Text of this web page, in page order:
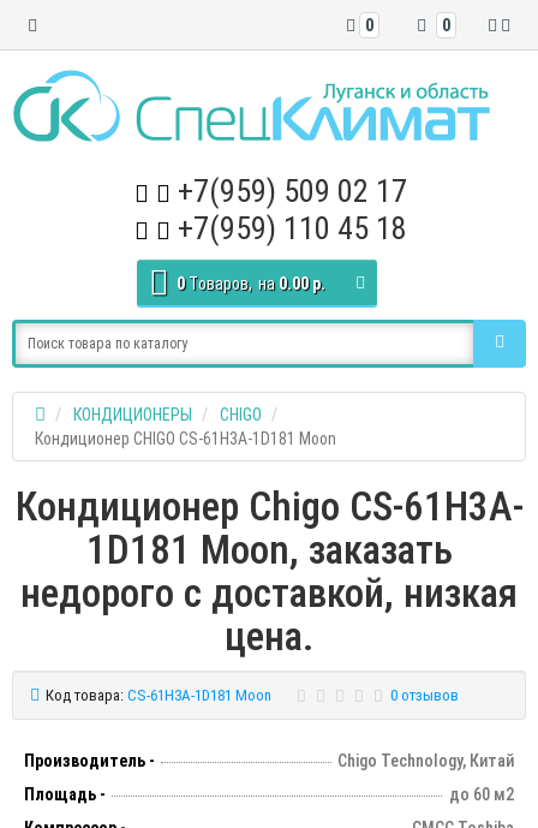
0
0
+7(959) 509 02 17
+7(959) 110 45 18
0 Tоваров, на 0.00 р.
КОНДИЦИОНЕРЫ
CHIGO
Кондиционер CHIGO CS-61H3A-1D181 Moon
Кондиционер Chigo CS-61H3A-
1D181 Moon, заказать
недорого с доставкой, низкая
цена.
Код товара: CS-61H3A-1D181 Moon 0 отзывов
Производитель -
Chigo Technology, Китай
Площадь -
до 60 м2